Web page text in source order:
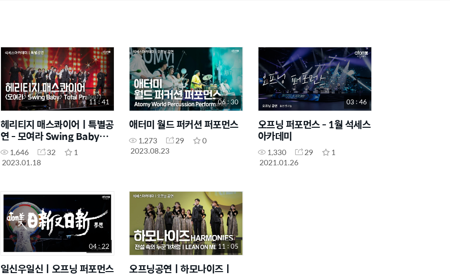
11 : 41
헤리티지 매스콰이어ㅣ특별공
연 - 모여라 Swing Baby
Total Praise
1,646 32
1
2023.01.18
06 : 30
애터미 월드 퍼커션 퍼포먼스
1,273 29
0
2023.08.23
03 : 46
오프닝 퍼포먼스 - 1월 석세스
아카데미
1,330 29
1
2021.01.26
04 : 22
일신우일신ㅣ오프닝 퍼포먼스
11 : 05
오프닝공연ㅣ하모나이즈ㅣ